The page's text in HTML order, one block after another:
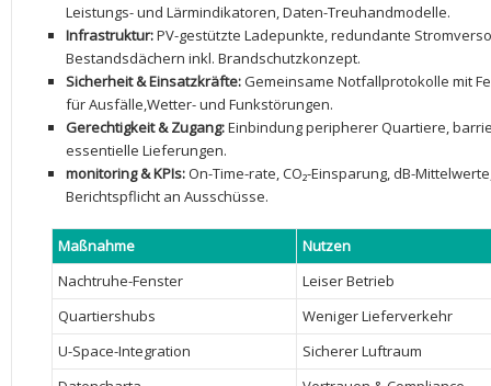
Leistungs- und Lärmindikatoren, Daten-Treuhandmodelle.
Infrastruktur:PV-gestützte‍ Ladepunkte, redundante
Bestandsdächern inkl. Brandschutzkonzept.
Sicherheit & Einsatzkräfte:Gemeinsame Notfallprotokolle mit
für ⁣Ausfälle,Wetter- ‌und Funkstörungen.
Gerechtigkeit & Zugang:⁤Einbindung peripherer ⁣Quartiere,
essentielle Lieferungen.
monitoring & KPIs:On-Time-rate, ‌CO₂-Einsparung, ⁢dB-
Berichtspflicht an Ausschüsse.
Maßnahme
Nutzen
Nachtruhe-Fenster
Leiser⁤ Betrieb
Quartiershubs
Weniger⁤ Lieferverkehr
U-Space-Integration
Sicherer Luftraum